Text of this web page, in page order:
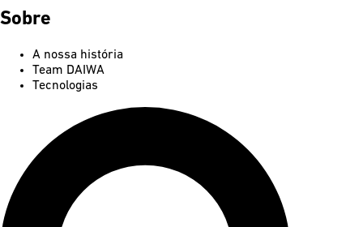
Sobre
A nossa história
Team DAIWA
Tecnologias